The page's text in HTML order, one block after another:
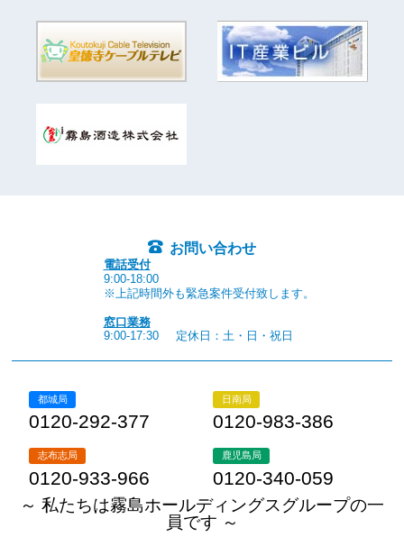
お問い合わせ
電話受付
9:00-18:00
※上記時間外も緊急案件受付致します。
窓口業務
9:00-17:30
定休日：土・日・祝日
都城局
0120-292-377
日南局
0120-983-386
志布志局
0120-933-966
鹿児島局
0120-340-059
～ 私たちは霧島ホールディングスグループの一
員です ～